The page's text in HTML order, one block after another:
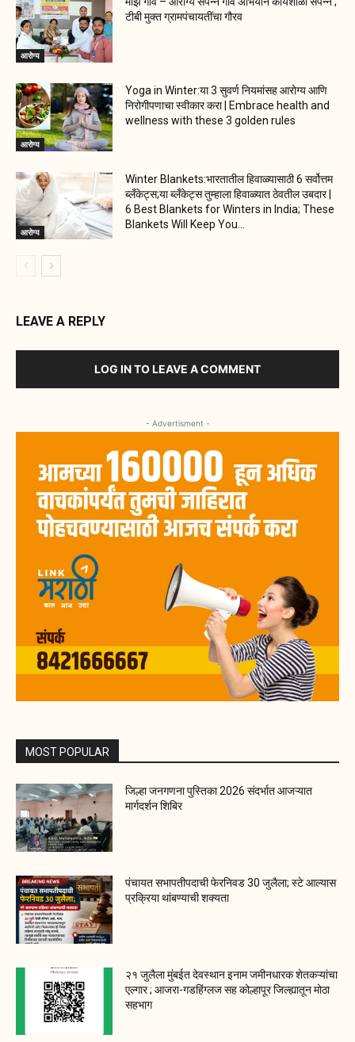
आरोग्य
टीबी मुक्त ग्रामपंचायतींचा गौरव
आरोग्य
Yoga in Winter:या 3 सुवर्ण नियमांसह आरोग्य आणि
निरोगीपणाचा स्वीकार करा | Embrace health and
wellness with these 3 golden rules
आरोग्य
Winter Blankets:भारतातील हिवाळ्यासाठी 6 सर्वोत्तम
ब्लँकेट्स;या ब्लँकेट्स तुम्हाला हिवाळ्यात ठेवतील उबदार |
6 Best Blankets for Winters in India; These
Blankets Will Keep You...
LEAVE A REPLY
LOG IN TO LEAVE A COMMENT
- Advertisment -
MOST POPULAR
जिल्हा जनगणना पुस्तिका 2026 संदर्भात आजऱ्यात
मार्गदर्शन शिबिर
पंचायत सभापतीपदाची फेरनिवड 30 जुलैला; स्टे आल्यास
प्रक्रिया थांबण्याची शक्यता
२१ जुलैला मुंबईत देवस्थान इनाम जमीनधारक शेतकऱ्यांचा
एल्गार ; आजरा-गडहिंग्लज सह कोल्हापूर जिल्ह्यातून मोठा
सहभाग